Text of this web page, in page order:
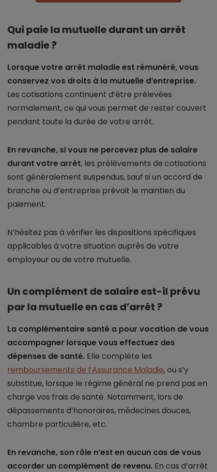
Qui paie la mutuelle durant un arrêt
maladie ?
Lorsque votre arrêt maladie est rémunéré, vous
conservez vos droits à la mutuelle d’entreprise.
Les cotisations continuent d’être prélevées
normalement, ce qui vous permet de rester couvert
pendant toute la durée de votre arrêt.
En revanche, si vous ne percevez plus de salaire
durant votre arrêt, les prélèvements de cotisations
sont généralement suspendus, sauf si un accord de
branche ou d’entreprise prévoit le maintien du
paiement.
N’hésitez pas à vérifier les dispositions spécifiques
applicables à votre situation auprès de votre
employeur ou de votre mutuelle.
Un complément de salaire est-il prévu
par la mutuelle en cas d’arrêt ?
La complémentaire santé a pour vocation de vous
accompagner lorsque vous effectuez des
dépenses de santé. Elle complète les
remboursements de l’Assurance Maladie, ou s’y
substitue, lorsque le régime général ne prend pas en
charge vos frais de santé. Notamment, lors de
dépassements d’honoraires, médecines douces,
chambre particulière, etc.
En revanche, son rôle n’est en aucun cas de vous
accorder un complément de revenu. En cas d’arrêt